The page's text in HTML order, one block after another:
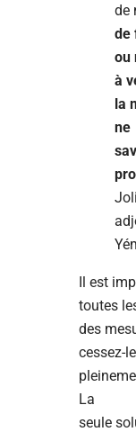
de
de
ou
à
la
ne
Il est
toutes
des
cessez-
La
seule